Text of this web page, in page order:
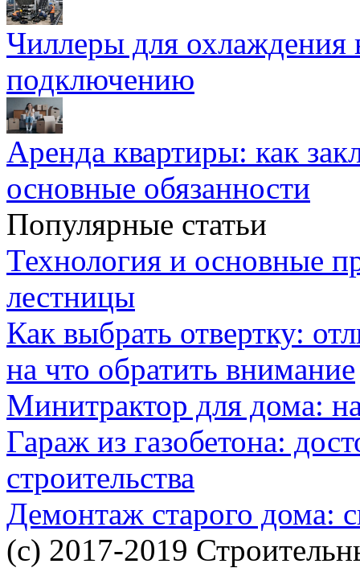
Чиллеры для охлаждения
подключению
Аренда квартиры: как
основные обязанности
Популярные статьи
Технология и основные
лестницы
Как выбрать отвертку:
на что обратить внимание
Минитрактор для дома:
Гараж из газобетона:
строительства
Демонтаж старого дома:
(c) 2017-2019